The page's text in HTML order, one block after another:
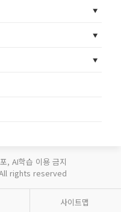
, AI학습 이용 금지
rights reserved
사이트맵